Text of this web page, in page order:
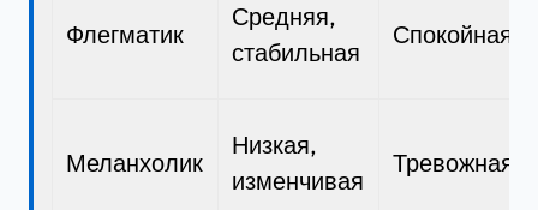
Флегматик
Средняя,
стабильная
Спокойная
Меланхолик
Низкая,
изменчивая
Тревожная